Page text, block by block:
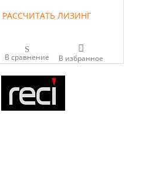
РАССЧИТАТЬ ЛИЗИНГ
В сравнение